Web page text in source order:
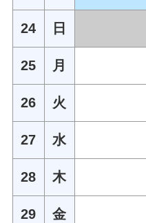
24 日
25 月
26 火
27 水
28 木
29 金